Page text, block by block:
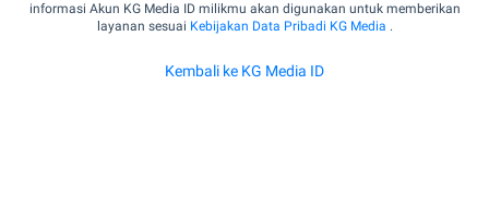
informasi Akun KG Media ID milikmu akan digunakan untuk memberikan
layanan sesuai Kebijakan Data Pribadi KG Media .
Kembali ke KG Media ID